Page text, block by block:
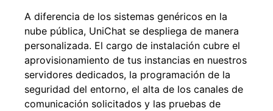
A diferencia de los sistemas genéricos en la
nube pública, UniChat se despliega de manera
personalizada. El cargo de instalación cubre el
aprovisionamiento de tus instancias en nuestros
servidores dedicados, la programación de la
seguridad del entorno, el alta de los canales de
comunicación solicitados y las pruebas de